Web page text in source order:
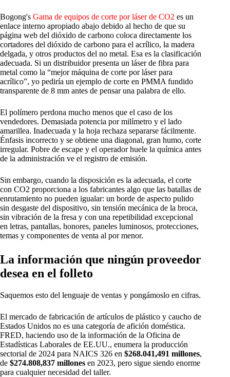
Bogong's Gama de equipos de corte por láser de CO2 es un
enlace interno apropiado abajo debido al hecho de que su
página web del dióxido de carbono coloca directamente los
cortadores del dióxido de carbono para el acrílico, la madera
delgada, y otros productos del no metal. Esa es la clasificación
adecuada. Si un distribuidor presenta un láser de fibra para
metal como la “mejor máquina de corte por láser para
acrílico”, yo pediría un ejemplo de corte en PMMA fundido
transparente de 8 mm antes de pensar una palabra de ello.
El polímero perdona mucho menos que el caso de los
vendedores. Demasiada potencia por milímetro y el lado
amarillea. Inadecuada y la hoja rechaza separarse fácilmente.
Énfasis incorrecto y se obtiene una diagonal, gran humo, corte
irregular. Pobre de escape y el operador huele la química antes
de la administración ve el registro de emisión.
Sin embargo, cuando la disposición es la adecuada, el corte
con CO2 proporciona a los fabricantes algo que las batallas de
enrutamiento no pueden igualar: un borde de aspecto pulido
sin desgaste del dispositivo, sin tensión mecánica de la broca,
sin vibración de la fresa y con una repetibilidad excepcional
en letras, pantallas, honores, paneles luminosos, protecciones,
temas y componentes de venta al por menor.
La información que ningún proveedor
desea en el folleto
Saquemos esto del lenguaje de ventas y pongámoslo en cifras.
El mercado de fabricación de artículos de plástico y caucho de
Estados Unidos no es una categoría de afición doméstica.
FRED, haciendo uso de la información de la Oficina de
Estadísticas Laborales de EE.UU., enumera la producción
sectorial de 2024 para NAICS 326 en $268.041,491 millones,
de $274.808,837 millones en 2023, pero sigue siendo enorme
para cualquier necesidad del taller.